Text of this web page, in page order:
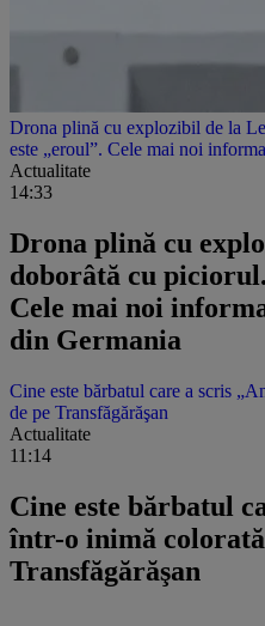
Drona plină cu explozibil de la
este „eroul”. Cele mai noi
Actualitate
14:33
Drona plină cu
doborâtă cu
Cele mai noi
din Germania
Cine este bărbatul care a scris
de pe Transfăgărăşan
Actualitate
11:14
Cine este bărbatul
într-o inimă colorată
Transfăgărăşan